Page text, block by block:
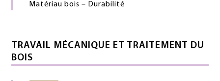
Matériau bois – Durabilité
TRAVAIL MÉCANIQUE ET TRAITEMENT DU
BOIS